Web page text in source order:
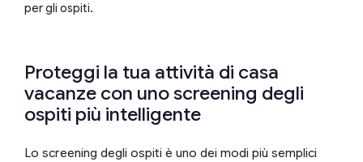
per gli ospiti.
Proteggi la tua attività di casa
vacanze con uno screening degli
ospiti più intelligente
Lo screening degli ospiti è uno dei modi più semplici